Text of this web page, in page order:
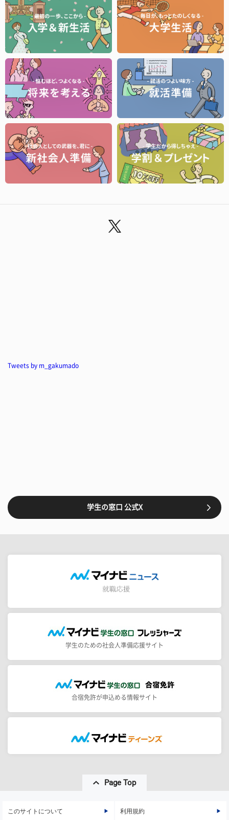
Tweets by m_gakumado
学生の窓口 公式X
学生のための社会人準備応援サイト
合宿免許が申込める情報サイト
Page Top
このサイトについて 利用規約